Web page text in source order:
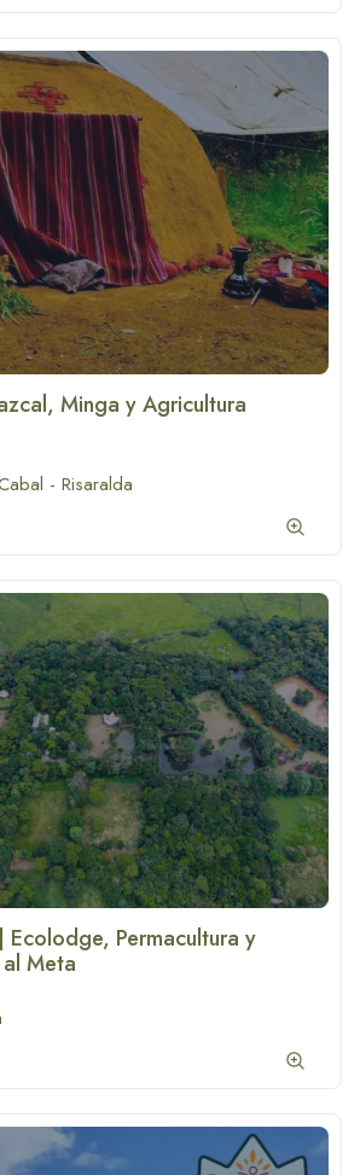
Minga y Agricultura
- Risaralda
Ecolodge, Permacultura y
Meta